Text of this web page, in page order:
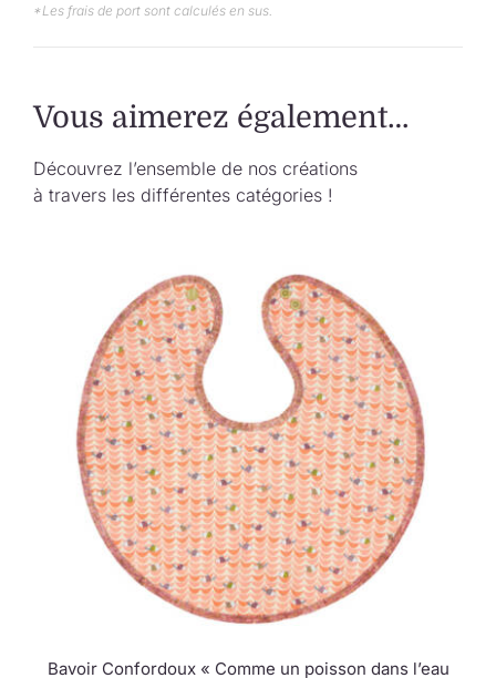
*Les frais de port sont calculés en sus.
Vous aimerez également…
Découvrez l’ensemble de nos créations
à travers les différentes catégories !
Bavoir Confordoux « Comme un poisson dans l’eau